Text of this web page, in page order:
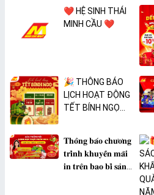
❤️ HỆ SINH THÁI
MINH CẦU ❤️
🎉 THÔNG BÁO
LỊCH HOẠT ĐỘNG
TẾT BÍNH NGỌ
𝐓𝐡𝐨̂𝐧𝐠 𝐛𝐚́𝐨 𝐜𝐡𝐮̛𝐨̛𝐧𝐠
𝐭𝐫𝐢̀𝐧𝐡 𝐤𝐡𝐮𝐲𝐞̂́𝐧 𝐦𝐚̃𝐢
𝐢𝐧 𝐭𝐫𝐞̂𝐧 𝐛𝐚𝐨 𝐛𝐢̀ 𝐬𝐚̉𝐧